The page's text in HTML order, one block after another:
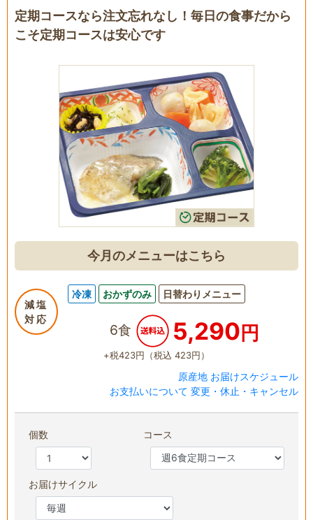
定期コースなら注文忘れなし！毎日の食事だから
こそ定期コースは安心です
今月のメニューはこちら
冷凍 おかずのみ
日替わりメニュー
減塩
対応
6食 5,290円
+税423円（税込 423円）
原産地 お届けスケジュール
お支払いについて 変更・休止・キャンセル
個数 コース
お届けサイクル